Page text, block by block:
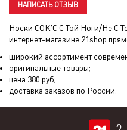
НАПИСАТЬ ОТЗЫВ
Носки СОК'С С Той Ноги/Не С
интернет-магазине 21shop
широкий ассортимент
оригинальные товары;
цена 380 руб;
доставка заказов по России.